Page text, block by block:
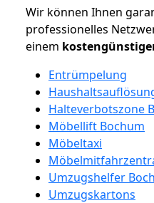
Wir können Ihnen
professionelles
einem
Entrümpelung
Halteverbotszone
Möbellift Bochum
Möbeltaxi
Umzugshelfer
Umzugskartons